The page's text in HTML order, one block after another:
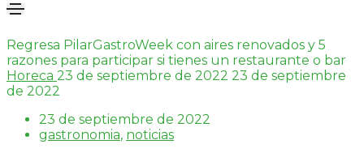
Regresa PilarGastroWeek con aires renovados y 5
razones para participar si tienes un restaurante o bar
Horeca 23 de septiembre de 2022 23 de septiembre
de 2022
23 de septiembre de 2022
gastronomia, noticias